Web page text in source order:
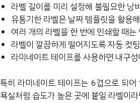
라벨 길이를 미리 설정해 불필요한 낭
유통기한 라벨은 날짜 템플릿을 활용
여러 개의 라벨을 한 번에 인쇄할 때
라벨이 깔끔하게 떨어지도록 자동 컷
라미네이트 테이프를 사용하면 내구
특히 라미네이트 테이프는 6겹으로 되
욕실처럼 습도가 높은 곳에 붙일 라벨이